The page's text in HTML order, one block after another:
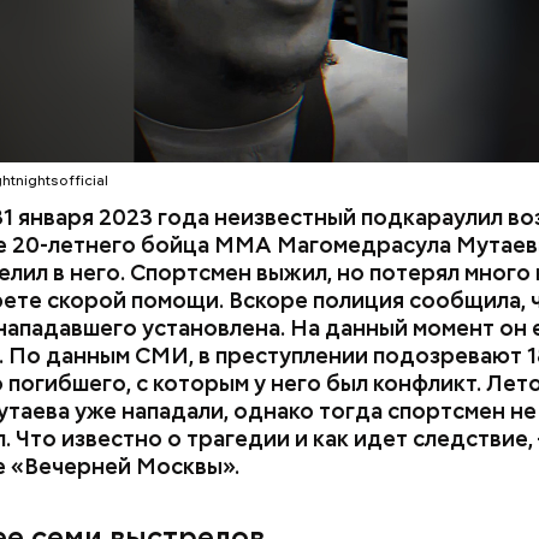
какие
января 2023 года неизвестный подкараулил
20-летнего бойца ММА Магомедрасула
в него. Спортсмен выжил, но потерял много
скорой помощи. Вскоре полиция сообщила,
установлена. На данный момент он
По данным СМИ, в преступлении подозревают
погибшего, с которым у него был конфликт.
уже нападали, однако тогда спортсмен не
Что известно о трагедии и как идет
«Вечерней Москвы».